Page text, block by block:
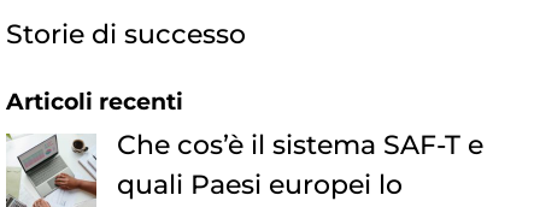
Storie di successo
Articoli recenti
Che cos’è il sistema SAF-T e
quali Paesi europei lo